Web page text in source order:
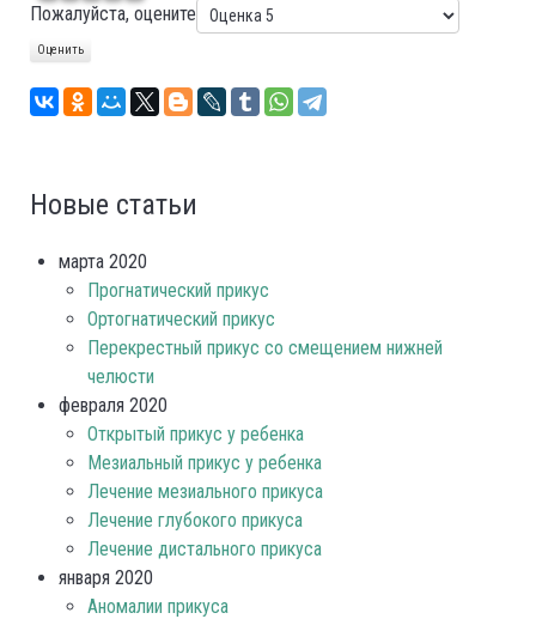
Пожалуйста, оцените
Новые статьи
марта 2020
Прогнатический прикус
Ортогнатический прикус
Перекрестный прикус со смещением нижней
челюсти
февраля 2020
Открытый прикус у ребенка
Мезиальный прикус у ребенка
Лечение мезиального прикуса
Лечение глубокого прикуса
Лечение дистального прикуса
января 2020
Аномалии прикуса